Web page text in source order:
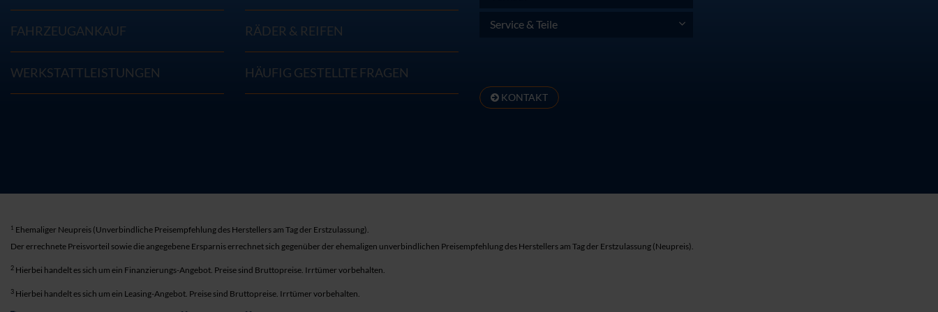
FAHRZEUGANKAUF
WERKSTATTLEISTUNGEN
RÄDER & REIFEN
HÄUFIG GESTELLTE FRAGEN
Service & Teile
KONTAKT
1 Ehemaliger Neupreis (Unverbindliche Preisempfehlung des Herstellers am Tag der Erstzulassung).
Der errechnete Preisvorteil sowie die angegebene Ersparnis errechnet sich gegenüber der ehemaligen unverbindlichen Preisempfehlung des Herstellers am Tag der Erstzulassung (Neupreis).
2 Hierbei handelt es sich um ein Finanzierungs-Angebot. Preise sind Bruttopreise. Irrtümer vorbehalten.
3 Hierbei handelt es sich um ein Leasing-Angebot. Preise sind Bruttopreise. Irrtümer vorbehalten.